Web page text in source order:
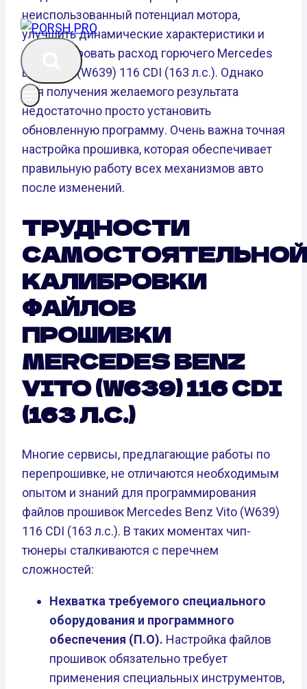
неиспользованный потенциал мотора,
улучшить динамические характеристики и
оптимизировать расход горючего Mercedes
Benz Vito (W639) 116 CDI (163 л.с.). Однако
для получения желаемого результата
недостаточно просто установить
обновленную программу. Очень важна точная
настройка прошивка, которая обеспечивает
правильную работу всех механизмов авто
после изменений.
ТРУДНОСТИ
САМОСТОЯТЕЛЬНОЙ
КАЛИБРОВКИ
ФАЙЛОВ
ПРОШИВКИ
MERCEDES BENZ
VITO (W639) 116 CDI
(163 Л.С.)
Многие сервисы, предлагающие работы по
перепрошивке, не отличаются необходимым
опытом и знаний для программирования
файлов прошивок Mercedes Benz Vito (W639)
116 CDI (163 л.с.). В таких моментах чип-
тюнеры сталкиваются с перечнем
сложностей:
Нехватка требуемого специального
оборудования и программного
обеспечения (П.О). Настройка файлов
прошивок обязательно требует
применения специальных инструментов,